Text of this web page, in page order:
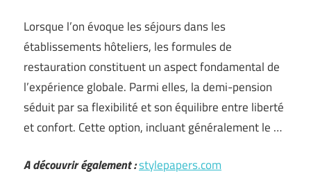
Lorsque l’on évoque les séjours dans les
établissements hôteliers, les formules de
restauration constituent un aspect fondamental de
l’expérience globale. Parmi elles, la demi-pension
séduit par sa flexibilité et son équilibre entre liberté
et confort. Cette option, incluant généralement le …
A découvrir également :stylepapers.com